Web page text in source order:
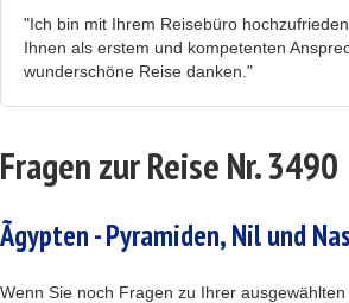
"Ich bin mit Ihrem Reisebüro
Ihnen als erstem und kompetenten
wunderschöne Reise danken."
Fragen zur Reise Nr. 3490
Ãgypten - Pyramiden, Nil und
Wenn Sie noch Fragen zu Ihrer